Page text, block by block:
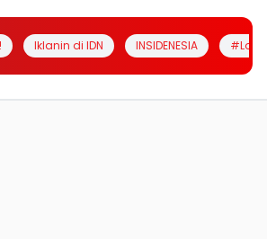
Iklanin di IDN INSIDENESIA